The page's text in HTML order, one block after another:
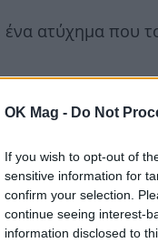
OK Mag - Do Not
If you wish to opt-out of
sensitive information for
confirm your selection.
continue seeing interest-
information disclosed to
ατύχημα που